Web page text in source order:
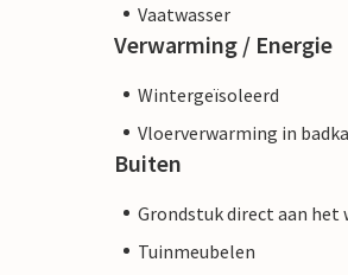
Vaatwasser
Verwarming / Energie
Wintergeïsoleerd
Vloerverwarming in
Buiten
Grondstuk direct aan het
Tuinmeubelen